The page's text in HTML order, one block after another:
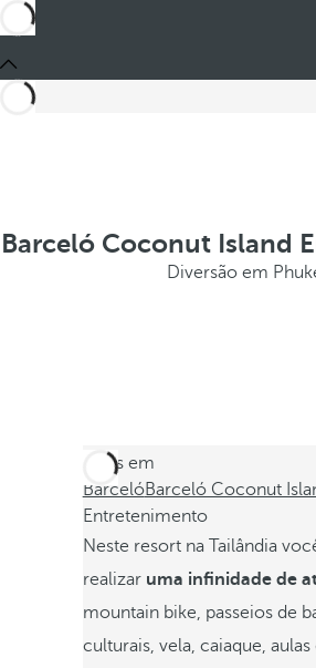
Barceló Coconut Island
Diversão em
Estes em
BarcelóBarceló Coconut
Entretenimento
Neste resort na Tailândia
realizar uma infinidade de
mountain bike, passeios de
culturais, vela, caiaque,